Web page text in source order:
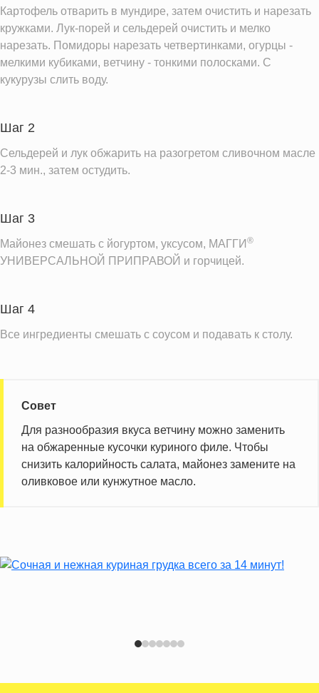
Картофель отварить в мундире, затем очистить и нарезать
кружками. Лук-порей и сельдерей очистить и мелко
нарезать. Помидоры нарезать четвертинками, огурцы -
мелкими кубиками, ветчину - тонкими полосками. С
кукурузы слить воду.
Шаг 2
Сельдерей и лук обжарить на разогретом сливочном масле
2-3 мин., затем остудить.
Шаг 3
Майонез смешать с йогуртом, уксусом, МАГГИ ®
УНИВЕРСАЛЬНОЙ ПРИПРАВОЙ и горчицей.
Шаг 4
Все ингредиенты смешать с соусом и подавать к столу.
Совет
Для разнообразия вкуса ветчину можно заменить
на обжаренные кусочки куриного филе. Чтобы
снизить калорийность салата, майонез замените на
оливковое или кунжутное масло.